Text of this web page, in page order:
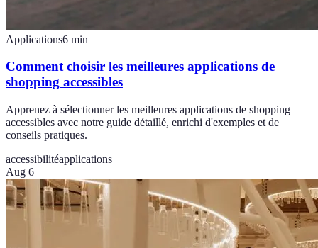
Applications6 min
Comment choisir les meilleures applications de
shopping accessibles
Apprenez à sélectionner les meilleures applications de shopping
accessibles avec notre guide détaillé, enrichi d'exemples et de
conseils pratiques.
accessibilitéapplications
Aug 6